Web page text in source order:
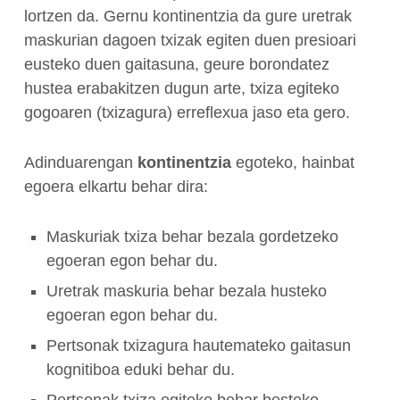
lortzen da. Gernu kontinentzia da gure uretrak
maskurian dagoen txizak egiten duen presioari
eusteko duen gaitasuna, geure borondatez
hustea erabakitzen dugun arte, txiza egiteko
gogoaren (txizagura) erreflexua jaso eta gero.
Adinduarengan kontinentziaegoteko, hainbat
egoera elkartu behar dira:
Maskuriak txiza behar bezala gordetzeko
egoeran egon behar du.
Uretrak maskuria behar bezala husteko
egoeran egon behar du.
Pertsonak txizagura hautemateko gaitasun
kognitiboa eduki behar du.